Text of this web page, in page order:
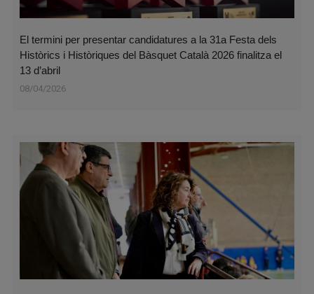
El termini per presentar candidatures a la 31a Festa dels
Històrics i Històriques del Bàsquet Català 2026 finalitza el
13 d’abril
08/04/2026